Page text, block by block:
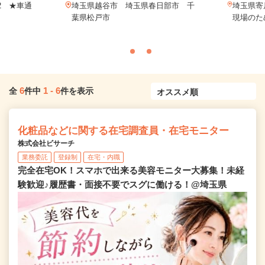
2 ★車通
埼玉県越谷市 埼玉県春日部市 千
葉県松戸市
埼玉県
現場の
全 6件中 1 - 6件を表示
化粧品などに関する在宅調査員・在宅モニター
株式会社ビサーチ
業務委託 登録制 在宅・内職
完全在宅OK！スマホで出来る美容モニター大募集！未経
験歓迎♪履歴書・面接不要でスグに働ける！@埼玉県